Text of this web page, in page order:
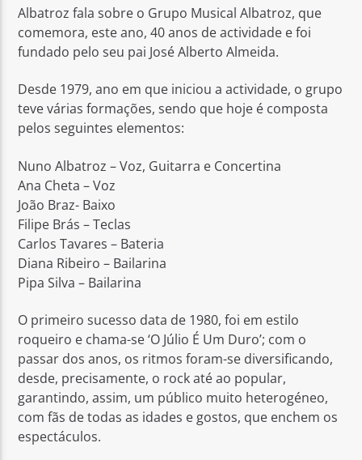
Rádio No ar
Albatroz fala sobre o Grupo Musical Albatroz, que
comemora, este ano, 40 anos de actividade e foi
fundado pelo seu pai José Alberto Almeida.
Desde 1979, ano em que iniciou a actividade, o grupo
teve várias formações, sendo que hoje é composta
pelos seguintes elementos:
Nuno Albatroz – Voz, Guitarra e Concertina
Ana Cheta – Voz
João Braz- Baixo
Filipe Brás – Teclas
Carlos Tavares – Bateria
Diana Ribeiro – Bailarina
Pipa Silva – Bailarina
O primeiro sucesso data de 1980, foi em estilo
roqueiro e chama-se ‘O Júlio É Um Duro’; com o
passar dos anos, os ritmos foram-se diversificando,
desde, precisamente, o rock até ao popular,
garantindo, assim, um público muito heterogéneo,
com fãs de todas as idades e gostos, que enchem os
espectáculos.